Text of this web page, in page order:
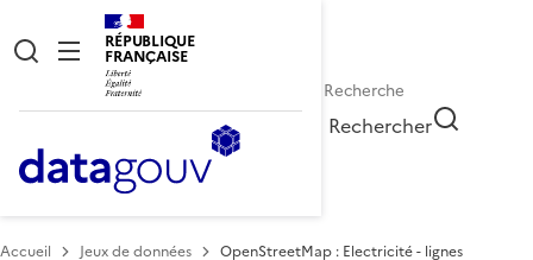
RÉPUBLIQUE
FRANÇAISE
Rechercher
Accueil Jeux de données OpenStreetMap : Electricité - lignes